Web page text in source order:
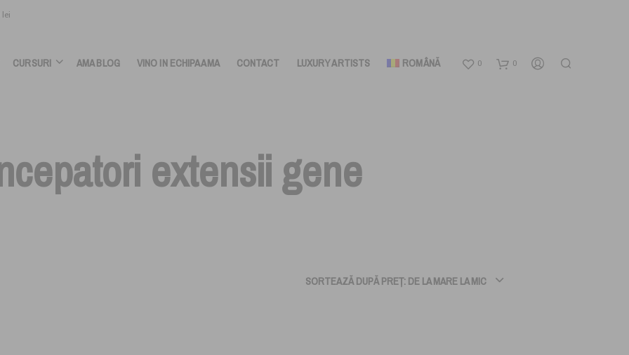
0 0
CURSURI AMA BLOG VINO IN ECHIPA AMA CONTACT LUXURY ARTISTS ROMÂNĂ
extensii gene
SORTEAZĂ DUPĂ PREȚ: DE LA MARE LA MIC